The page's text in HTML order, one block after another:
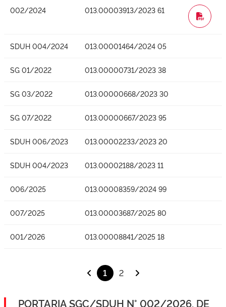
002/2024 013.00003913/2023 61
WORD
SDUH 004/2024 013.00001464/2024 05
SG 01/2022 013.00000731/2023 38
SG 03/2022 013.00000668/2023 30
SG 07/2022 013.00000667/2023 95
SDUH 006/2023 013.00002233/2023 20
SDUH 004/2023 013.00002188/2023 11
006/2025 013.00008359/2024 99
007/2025 013.00003687/2025 80
001/2026 013.00008841/2025 18
1 2
PORTARIA SGC/SDUH N° 002/2026, DE